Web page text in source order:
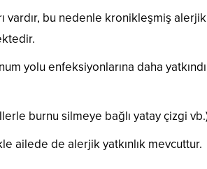
vardır, bu nedenle kronikleşmiş
yolu enfeksiyonlarına daha
burnu silmeye bağlı yatay çizgi
ailede de alerjik yatkınlık mevcuttur.